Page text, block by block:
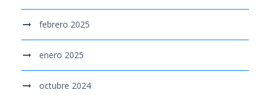
febrero 2025
enero 2025
octubre 2024